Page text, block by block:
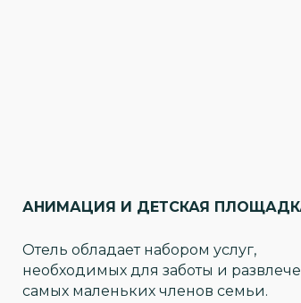
АНИМАЦИЯ И ДЕТСКАЯ
Отель обладает набором услуг,
необходимых для заботы и
самых маленьких членов семьи.